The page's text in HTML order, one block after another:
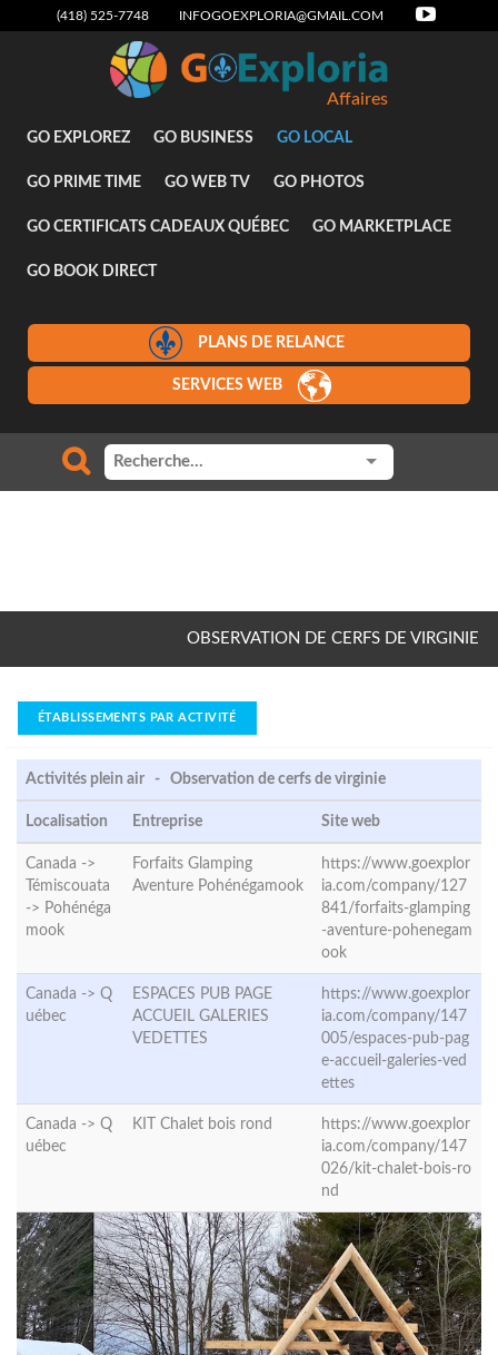
(418) 525-7748 INFOGOEXPLORIA@GMAIL.COM
Affaires
GO EXPLOREZ GO BUSINESS GO LOCAL
GO PRIME TIME GO WEB TV GO PHOTOS
GO CERTIFICATS CADEAUX QUÉBEC GO MARKETPLACE
GO BOOK DIRECT
PLANS DE RELANCE
SERVICES WEB
OBSERVATION DE CERFS DE VIRGINIE
ÉTABLISSEMENTS PAR ACTIVITÉ
Activités plein air - Observation de cerfs de virginie
Localisation Entreprise Site web
Canada ->
Témiscouata
-> Pohénéga
mook
Forfaits Glamping
Aventure Pohénégamook
https://www.goexplor
ia.com/company/127
841/forfaits-glamping
-aventure-pohenegam
ook
Canada -> Q
uébec
ESPACES PUB PAGE
ACCUEIL GALERIES
VEDETTES
https://www.goexplor
ia.com/company/147
005/espaces-pub-pag
e-accueil-galeries-ved
ettes
Canada -> Q
uébec
KIT Chalet bois rond
https://www.goexplor
ia.com/company/147
026/kit-chalet-bois-ro
nd